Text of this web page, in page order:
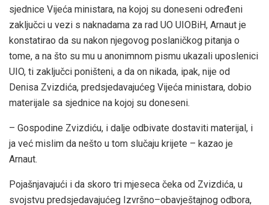
sjednice Vijeća ministara, na kojoj su doneseni određeni
zaključci u vezi s naknadama za rad UO UIOBiH, Arnaut je
konstatirao da su nakon njegovog poslaničkog pitanja o
tome, a na što su mu u anonimnom pismu ukazali uposlenici
UIO, ti zaključci poništeni, a da on nikada, ipak, nije od
Denisa Zvizdića, predsjedavajućeg Vijeća ministara, dobio
materijale sa sjednice na kojoj su doneseni.
– Gospodine Zvizdiću, i dalje odbivate dostaviti materijal, i
ja već mislim da nešto u tom slučaju krijete – kazao je
Arnaut.
Pojašnjavajući i da skoro tri mjeseca čeka od Zvizdića, u
svojstvu predsjedavajućeg Izvršno–obavještajnog odbora,